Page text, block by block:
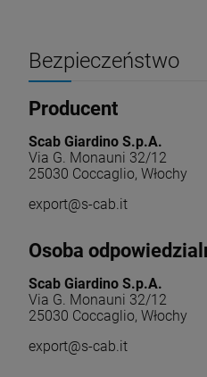
Bezpieczeństwo
Producent
Scab Giardino S.p.A.
Via G. Monauni 32/12
25030 Coccaglio, Włochy
export@s-cab.it
Osoba
Scab Giardino S.p.A.
Via G. Monauni 32/12
25030 Coccaglio, Włochy
export@s-cab.it